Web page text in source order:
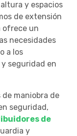
y espacios
de extensión
ofrece un
necesidades
a los
seguridad en
maniobra de
seguridad,
de
y